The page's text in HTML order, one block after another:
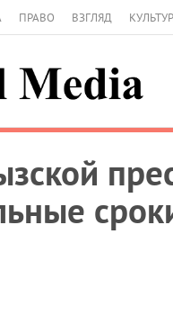
ПРАВО ВЗГЛЯД